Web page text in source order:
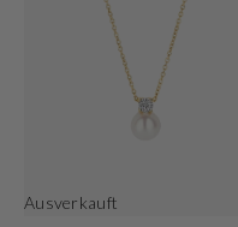
Ausverkauft